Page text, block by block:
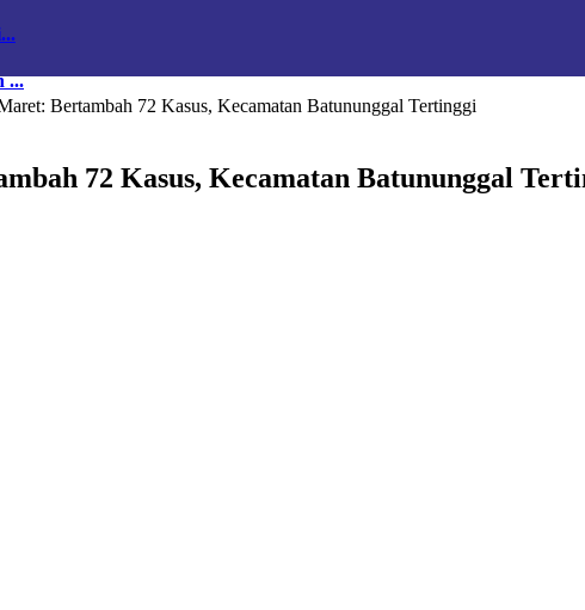
...
Bertambah 72 Kasus, Kecamatan Batununggal Tertinggi
72 Kasus, Kecamatan Batununggal